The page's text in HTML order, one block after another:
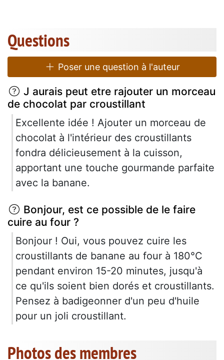
Questions
Poser une question à l'auteur
J aurais peut etre rajouter un morceau
de chocolat par croustillant
Excellente idée ! Ajouter un morceau de
chocolat à l'intérieur des croustillants
fondra délicieusement à la cuisson,
apportant une touche gourmande parfaite
avec la banane.
Bonjour, est ce possible de le faire
cuire au four ?
Bonjour ! Oui, vous pouvez cuire les
croustillants de banane au four à 180°C
pendant environ 15-20 minutes, jusqu'à
ce qu'ils soient bien dorés et croustillants.
Pensez à badigeonner d'un peu d'huile
pour un joli croustillant.
Photos des membres